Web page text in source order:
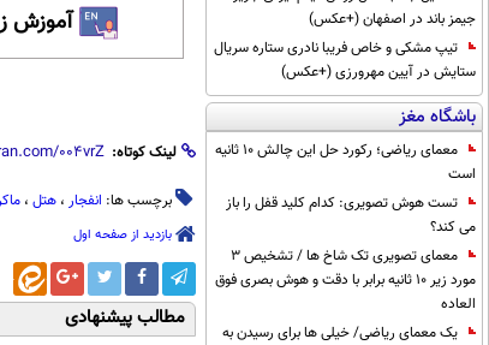
جیمز باند در اصفهان (+عکس)
تیپ مشکی و خاص فریبا نادری ستاره سریال
ستایش در آیین مهرورزی (+عکس)
باشگاه مغز
معمای ریاضی؛ رکورد حل این چالش 10 ثانیه
است
تست هوش تصویری: کدام کلید قفل را باز
می کند؟
معمای تصویری تک شاخ ها / تشخیص 3
مورد زیر 10 ثانیه برابر با دقت و هوش بصری فوق
العاده
یک معمای ریاضی/ خیلی ها برای رسیدن به
آموزش
لینک کوتاه:
برچسب ها: انفجار ، هتل ،
بازدید از صفحه اول
مطالب پیشنهادی